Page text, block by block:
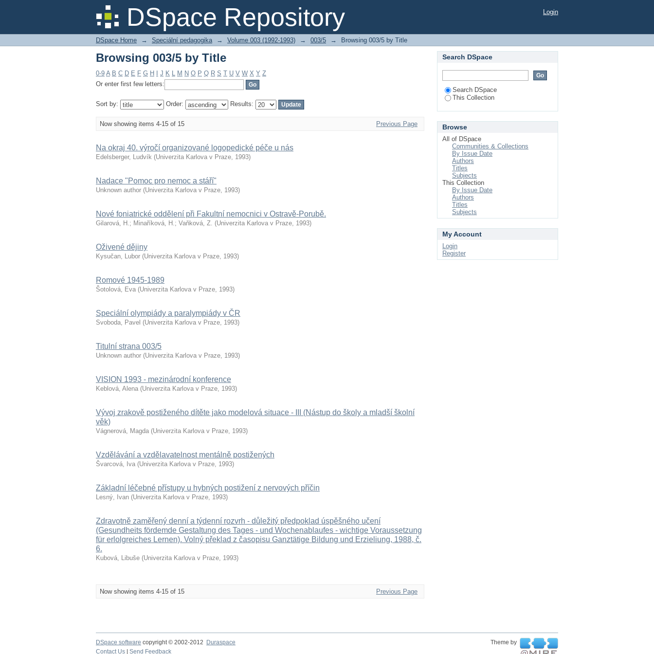
DSpace Repository
Browsing 003/5 by Title Login
DSpace Home → Speciální pedagogika → Volume 003 (1992-1993) → 003/5 → Browsing 003/5 by Title
Browsing 003/5 by Title
0-9 A B C D E F G H J K L M N O P Q R S T U V W X Y Z
Or enter first few letters:
Sort by: Order: Results:
Now showing items 4-15 of 15 Previous Page
Na okraj 40. výročí organizované logopedické péče u nás
Edelsberger, Ludvík (Univerzita Karlova v Praze, 1993)
Nadace "Pomoc pro nemoc a stáří"
Unknown author (Univerzita Karlova v Praze, 1993)
Nové foniatrické oddělení při Fakultní nemocnici v Ostravě-Porubě.
Gilarová, H.; Minaříková, H.; Vaňková, Z. (Univerzita Karlova v Praze, 1993)
Oživené dějiny
Kysučan, Lubor (Univerzita Karlova v Praze, 1993)
Romové 1945-1989
Šotolová, Eva (Univerzita Karlova v Praze, 1993)
Speciální olympiády a paralympiády v ČR
Svoboda, Pavel (Univerzita Karlova v Praze, 1993)
Titulní strana 003/5
Unknown author (Univerzita Karlova v Praze, 1993)
VISION 1993 - mezinárodní konference
Keblová, Alena (Univerzita Karlova v Praze, 1993)
Vývoj zrakově postiženého dítěte jako modelová situace - III (Nástup do školy a mladší školní
věk)
Vágnerová, Magda (Univerzita Karlova v Praze, 1993)
Vzdělávání a vzdělavatelnost mentálně postižených
Švarcová, Iva (Univerzita Karlova v Praze, 1993)
Základní léčebné přístupy u hybných postižení z nervových příčin
Lesný, Ivan (Univerzita Karlova v Praze, 1993)
Zdravotně zaměřený denní a týdenní rozvrh - důležitý předpoklad úspěšného učení
(Gesundheits fördemde GestaItung des Tages - und Wochenablaufes - wichtige Voraussetzung
für erlolgreiches Lernen). Volný překlad z časopisu Ganztätige Bildung und Erzieliung, 1988, č.
6.
Kubová, Libuše (Univerzita Karlova v Praze, 1993)
Now showing items 4-15 of 15 Previous Page
Search DSpace
Search DSpace
This Collection
Browse
All of DSpace
Communities & Collections
By Issue Date
Authors
Titles
Subjects
This Collection
By Issue Date
Authors
Titles
Subjects
My Account
Login
Register
DSpace software copyright © 2002-2012 Duraspace
Theme by
Contact Us
Send Feedback